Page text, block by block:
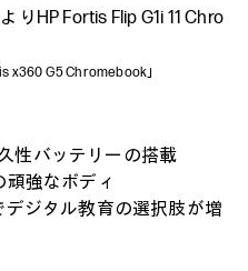
HP Fortis Flip G1i 11 Chro
x360 G5 Chromebook」
性バッテリーの搭載
強なボディ
ジタル教育の選択肢が増